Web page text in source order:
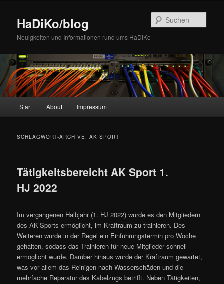
wechseln
wechseln
HaDiKo/blog
Neuigkeiten und Informationen rund ums HaDiKo
Start About Impressum
SCHLAGWORT-ARCHIVE:AK SPORT
Tätigkeitsbereicht AK Sport 1.
HJ 2022
Im vergangenen Halbjahr (1. HJ 2022) wurde es den Mitgliedern
des AK-Sports ermöglicht, im Kraftraum zu trainieren. Des
Weiteren wurde in der Regel ein Einführungstermin pro Woche
gehalten, sodass das Trainieren für neue Mitglieder schnell
ermöglicht wurde. Darüber hinaus wurde der Kraftraum gewartet,
was vor allem das Reinigen nach Wasserschäden und die
mehrfache Reparatur des Kabelzugs betrifft. Neben Tätigkeiten,